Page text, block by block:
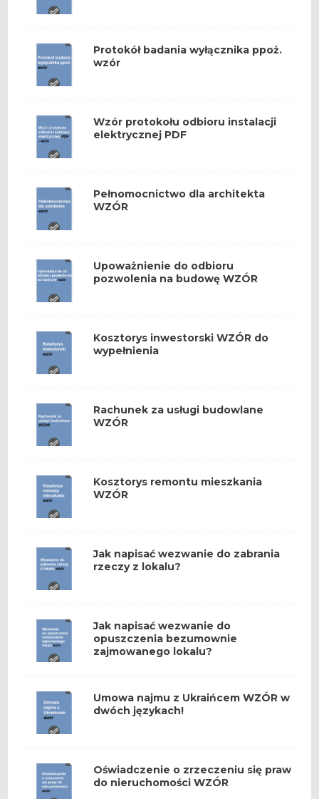
Protokół badania wyłącznika ppoż.
wzór
Wzór protokołu odbioru instalacji
elektrycznej PDF
Pełnomocnictwo dla architekta
WZÓR
Upoważnienie do odbioru
pozwolenia na budowę WZÓR
Kosztorys inwestorski WZÓR do
wypełnienia
Rachunek za usługi budowlane
WZÓR
Kosztorys remontu mieszkania
WZÓR
Jak napisać wezwanie do zabrania
rzeczy z lokalu?
Jak napisać wezwanie do
opuszczenia bezumownie
zajmowanego lokalu?
Umowa najmu z Ukraińcem WZÓR w
dwóch językach!
Oświadczenie o zrzeczeniu się praw
do nieruchomości WZÓR